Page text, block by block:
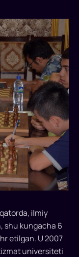
ilmiy
shu kungacha 6
etilgan. U 2007
universiteti